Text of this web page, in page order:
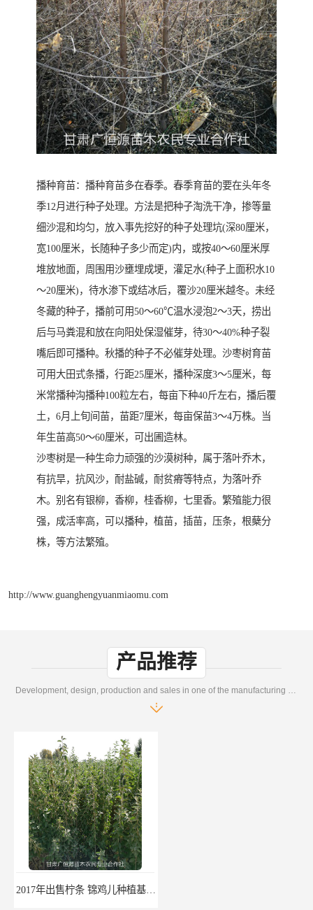
播种育苗：播种育苗多在春季。春季育苗的要在头年冬
季12月进行种子处理。方法是把种子淘洗干净，掺等量
细沙混和均匀，放入事先挖好的种子处理坑(深80厘米，
宽100厘米，长随种子多少而定)内，或按40～60厘米厚
堆放地面，周围用沙壅埋成埂，灌足水(种子上面积水10
～20厘米)，待水渗下或结冰后，覆沙20厘米越冬。未经
冬藏的种子，播前可用50～60℃温水浸泡2～3天，捞出
后与马粪混和放在向阳处保湿催芽，待30～40%种子裂
嘴后即可播种。秋播的种子不必催芽处理。沙枣树育苗
可用大田式条播，行距25厘米，播种深度3～5厘米，每
米常播种沟播种100粒左右，每亩下种40斤左右，播后覆
土，6月上旬间苗，苗距7厘米，每亩保苗3～4万株。当
年生苗高50～60厘米，可出圃造林。
沙枣树是一种生命力顽强的沙漠树种，属于落叶乔木，
有抗旱，抗风沙，耐盐碱，耐贫瘠等特点，为落叶乔
木。别名有银柳，香柳，桂香柳，七里香。繁殖能力很
强，成活率高，可以播种，植苗，插苗，压条，根蘖分
株，等方法繁殖。
http://www.guanghengyuanmiaomu.com
产品推荐
2017年出售柠条 锦鸡儿种植基地 甘肃广恒源苗木基地